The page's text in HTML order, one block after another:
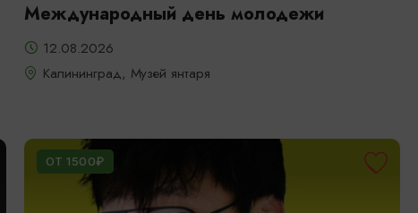
Международный день молодежи
12.08.2026
Калининград, Музей янтаря
ОТ 1500₽